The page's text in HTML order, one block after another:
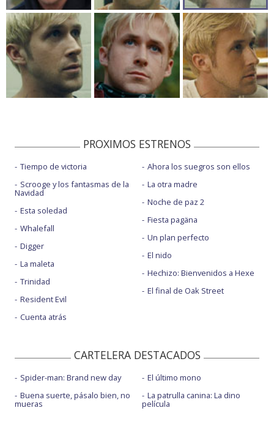
PROXIMOS ESTRENOS
Tiempo de victoria
Scrooge y los fantasmas de la
Navidad
Esta soledad
Whalefall
Digger
La maleta
Trinidad
Resident Evil
Cuenta atrás
Ahora los suegros son ellos
La otra madre
Noche de paz 2
Fiesta pagäna
Un plan perfecto
El nido
Hechizo: Bienvenidos a Hexe
El final de Oak Street
CARTELERA DESTACADOS
Spider-man: Brand new day
Buena suerte, pásalo bien, no
mueras
El último mono
La patrulla canina: La dino
película